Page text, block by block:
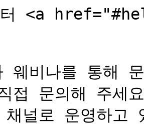
터 <a
웨비나를 통해
접 문의해 주세
널로 운영하고